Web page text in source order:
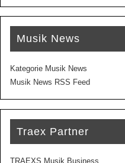
Musik News
Kategorie Musik News
Musik News RSS Feed
Traex Partner